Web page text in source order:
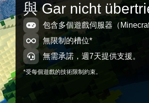
與 Gar nicht
包含多個遊戲伺服器（
無限制的槽位*
無需承諾，週7天提供支援。
*受每個遊戲的技術限制約束。